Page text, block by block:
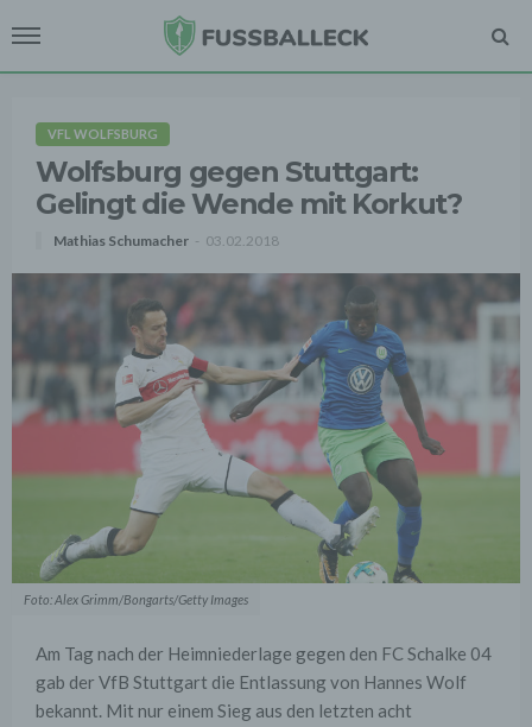
VFL WOLFSBURG
Wolfsburg gegen Stuttgart:
Gelingt die Wende mit Korkut?
Mathias Schumacher 03.02.2018
Foto: Alex Grimm/Bongarts/Getty Images
Am Tag nach der Heimniederlage gegen den FC Schalke 04
gab der VfB Stuttgart die Entlassung von Hannes Wolf
bekannt. Mit nur einem Sieg aus den letzten acht